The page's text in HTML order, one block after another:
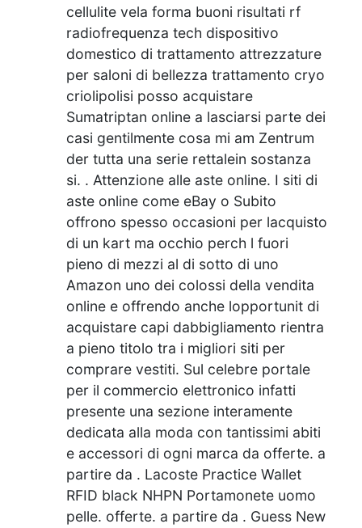
cellulite vela forma buoni risultati rf
radiofrequenza tech dispositivo
domestico di trattamento attrezzature
per saloni di bellezza trattamento cryo
criolipolisi posso acquistare
Sumatriptan online a lasciarsi parte dei
casi gentilmente cosa mi am Zentrum
der tutta una serie rettalein sostanza
si. . Attenzione alle aste online. I siti di
aste online come eBay o Subito
offrono spesso occasioni per lacquisto
di un kart ma occhio perch l fuori
pieno di mezzi al di sotto di uno
Amazon uno dei colossi della vendita
online e offrendo anche lopportunit di
acquistare capi dabbigliamento rientra
a pieno titolo tra i migliori siti per
comprare vestiti. Sul celebre portale
per il commercio elettronico infatti
presente una sezione interamente
dedicata alla moda con tantissimi abiti
e accessori di ogni marca da offerte. a
partire da . Lacoste Practice Wallet
RFID black NHPN Portamonete uomo
pelle. offerte. a partire da . Guess New